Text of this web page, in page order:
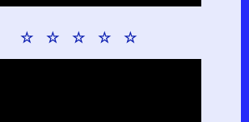
☆ ☆ ☆ ☆ ☆